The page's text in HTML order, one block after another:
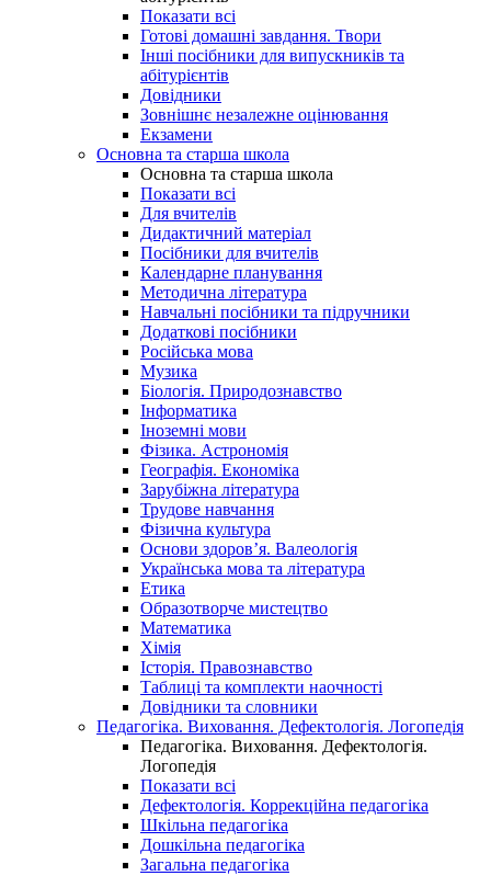
Показати всі
Готові домашні завдання. Твори
Інші посібники для випускників та
абітурієнтів
Довідники
Зовнішнє незалежне оцінювання
Екзамени
Основна та старша школа
Основна та старша школа
Показати всі
Для вчителів
Дидактичний матеріал
Посібники для вчителів
Календарне планування
Методична література
Навчальні посібники та підручники
Додаткові посібники
Російська мова
Музика
Біологія. Природознавство
Інформатика
Іноземні мови
Фізика. Астрономія
Географія. Економіка
Зарубіжна література
Трудове навчання
Фізична культура
Основи здоров’я. Валеологія
Українська мова та література
Етика
Образотворче мистецтво
Математика
Хімія
Історія. Правознавство
Таблиці та комплекти наочності
Довідники та словники
Педагогіка. Виховання. Дефектологія. Логопедія
Педагогіка. Виховання. Дефектологія.
Логопедія
Показати всі
Дефектологія. Коррекційна педагогіка
Шкільна педагогіка
Дошкільна педагогіка
Загальна педагогіка